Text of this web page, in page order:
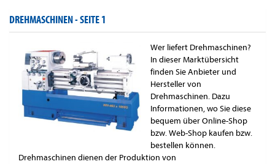
DREHMASCHINEN -SEITE 1
Wer liefert Drehmaschinen?
In dieser Marktübersicht
finden Sie Anbieter und
Hersteller von
Drehmaschinen. Dazu
Informationen, wo Sie diese
bequem über Online-Shop
bzw. Web-Shop kaufen bzw.
bestellen können.
Drehmaschinen dienen der Produktion von